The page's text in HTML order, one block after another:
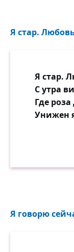
Я стар.
Я стар.
С утра
Где
Унижен
Я говорю